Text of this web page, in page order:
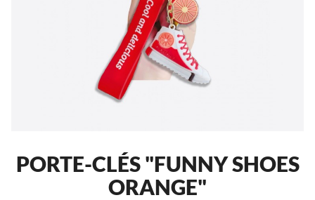
PORTE-CLÉS "FUNNY SHOES
ORANGE"